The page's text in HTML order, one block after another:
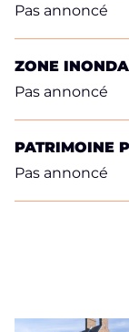
Pas annoncé
ZONE
Pas annoncé
PATRIMOINE
Pas annoncé